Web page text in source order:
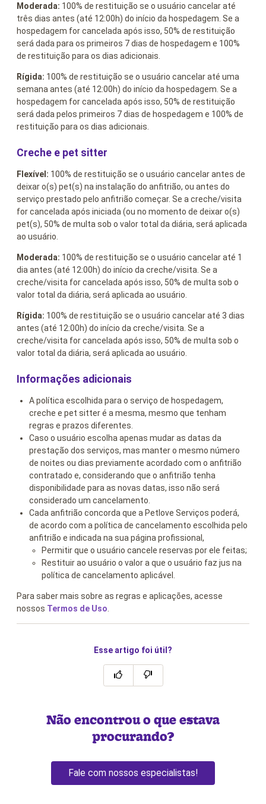
Moderada: 100% de restituição se o usuário cancelar até
três dias antes (até 12:00h) do início da hospedagem. Se a
hospedagem for cancelada após isso, 50% de restituição
será dada para os primeiros 7 dias de hospedagem e 100%
de restituição para os dias adicionais.
Rígida: 100% de restituição se o usuário cancelar até uma
semana antes (até 12:00h) do início da hospedagem. Se a
hospedagem for cancelada após isso, 50% de restituição
será dada pelos primeiros 7 dias de hospedagem e 100% de
restituição para os dias adicionais.
Creche e pet sitter
Flexível: 100% de restituição se o usuário cancelar antes de
deixar o(s) pet(s) na instalação do anfitrião, ou antes do
serviço prestado pelo anfitrião começar. Se a creche/visita
for cancelada após iniciada (ou no momento de deixar o(s)
pet(s), 50% de multa sob o valor total da diária, será aplicada
ao usuário.
Moderada: 100% de restituição se o usuário cancelar até 1
dia antes (até 12:00h) do início da creche/visita. Se a
creche/visita for cancelada após isso, 50% de multa sob o
valor total da diária, será aplicada ao usuário.
Rígida: 100% de restituição se o usuário cancelar até 3 dias
antes (até 12:00h) do início da creche/visita. Se a
creche/visita for cancelada após isso, 50% de multa sob o
valor total da diária, será aplicada ao usuário.
Informações adicionais
A política escolhida para o serviço de hospedagem,
creche e pet sitter é a mesma, mesmo que tenham
regras e prazos diferentes.
Caso o usuário escolha apenas mudar as datas da
prestação dos serviços, mas manter o mesmo número
de noites ou dias previamente acordado com o anfitrião
contratado e, considerando que o anfitrião tenha
disponibilidade para as novas datas, isso não será
considerado um cancelamento.
Cada anfitrião concorda que a Petlove Serviços poderá,
de acordo com a política de cancelamento escolhida pelo
anfitrião e indicada na sua página profissional,
Permitir que o usuário cancele reservas por ele feitas;
Restituir ao usuário o valor a que o usuário faz jus na
política de cancelamento aplicável.
Para saber mais sobre as regras e aplicações, acesse
nossos Termos de Uso
Esse artigo foi útil?
Não encontrou o que estava
procurando?
Fale com nossos especialistas!